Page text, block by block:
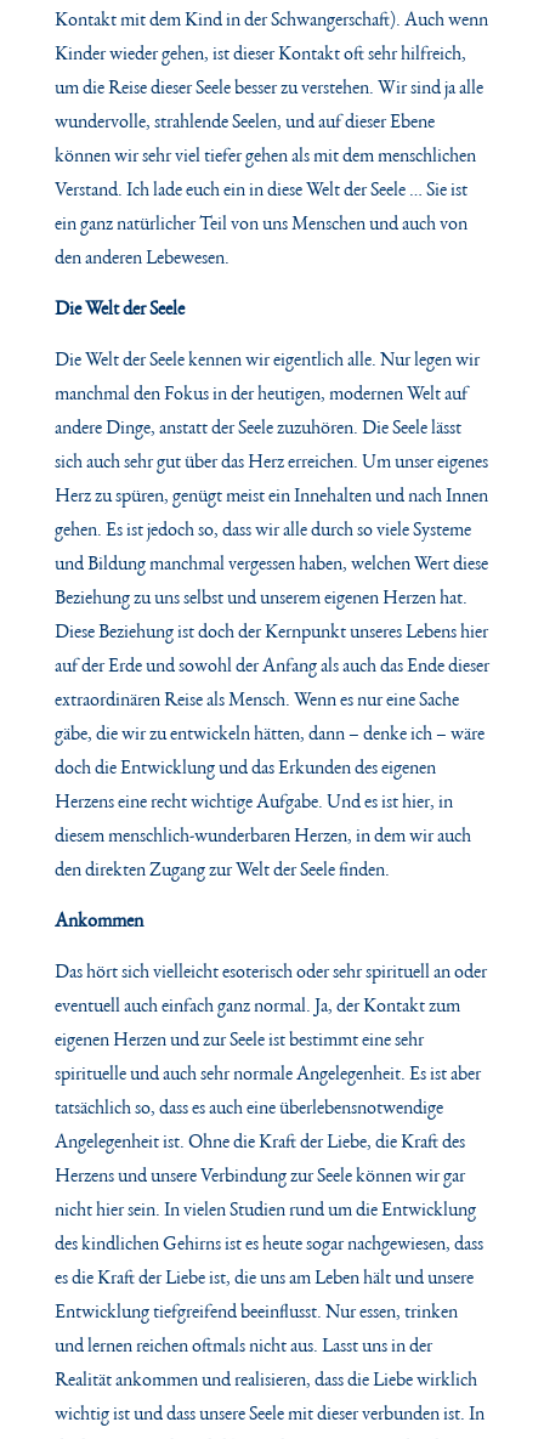
Kontakt mit dem Kind in der Schwangerschaft). Auch wenn
Kinder wieder gehen, ist dieser Kontakt oft sehr hilfreich,
um die Reise dieser Seele besser zu verstehen. Wir sind ja alle
wundervolle, strahlende Seelen, und auf dieser Ebene
können wir sehr viel tiefer gehen als mit dem menschlichen
Verstand. Ich lade euch ein in diese Welt der Seele … Sie ist
ein ganz natürlicher Teil von uns Menschen und auch von
den anderen Lebewesen.
Die Welt der Seele
Die Welt der Seele kennen wir eigentlich alle. Nur legen wir
manchmal den Fokus in der heutigen, modernen Welt auf
andere Dinge, anstatt der Seele zuzuhören. Die Seele lässt
sich auch sehr gut über das Herz erreichen. Um unser eigenes
Herz zu spüren, genügt meist ein Innehalten und nach Innen
gehen. Es ist jedoch so, dass wir alle durch so viele Systeme
und Bildung manchmal vergessen haben, welchen Wert diese
Beziehung zu uns selbst und unserem eigenen Herzen hat.
Diese Beziehung ist doch der Kernpunkt unseres Lebens hier
auf der Erde und sowohl der Anfang als auch das Ende dieser
extraordinären Reise als Mensch. Wenn es nur eine Sache
gäbe, die wir zu entwickeln hätten, dann – denke ich – wäre
doch die Entwicklung und das Erkunden des eigenen
Herzens eine recht wichtige Aufgabe. Und es ist hier, in
diesem menschlich-wunderbaren Herzen, in dem wir auch
den direkten Zugang zur Welt der Seele finden.
Ankommen
Das hört sich vielleicht esoterisch oder sehr spirituell an oder
eventuell auch einfach ganz normal. Ja, der Kontakt zum
eigenen Herzen und zur Seele ist bestimmt eine sehr
spirituelle und auch sehr normale Angelegenheit. Es ist aber
tatsächlich so, dass es auch eine überlebensnotwendige
Angelegenheit ist. Ohne die Kraft der Liebe, die Kraft des
Herzens und unsere Verbindung zur Seele können wir gar
nicht hier sein. In vielen Studien rund um die Entwicklung
des kindlichen Gehirns ist es heute sogar nachgewiesen, dass
es die Kraft der Liebe ist, die uns am Leben hält und unsere
Entwicklung tiefgreifend beeinflusst. Nur essen, trinken
und lernen reichen oftmals nicht aus. Lasst uns in der
Realität ankommen und realisieren, dass die Liebe wirklich
wichtig ist und dass unsere Seele mit dieser verbunden ist. In